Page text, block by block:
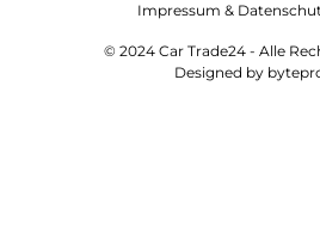
Impressum &
© 2024 Car Trade24 - Alle
Designed by